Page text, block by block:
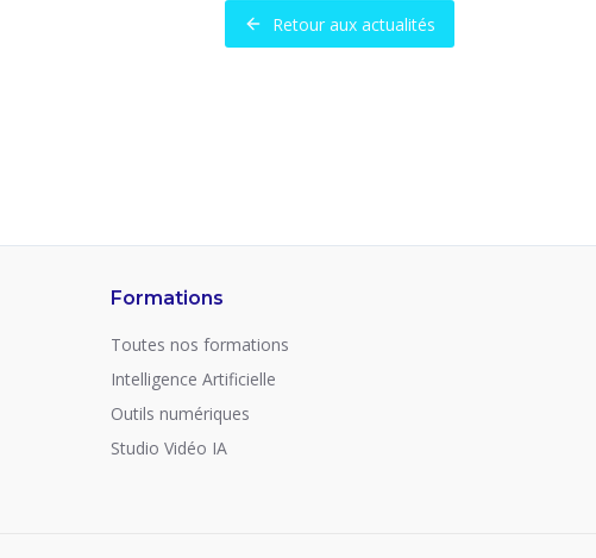
Retour aux actualités
Formations
Toutes nos formations
Intelligence Artificielle
Outils numériques
Studio Vidéo IA